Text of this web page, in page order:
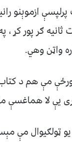
ازموېنو
ګر پور کړ ،
واټن وهي.
مې هم د کتاب
یې لا هماغسې
ټولګیوال مې